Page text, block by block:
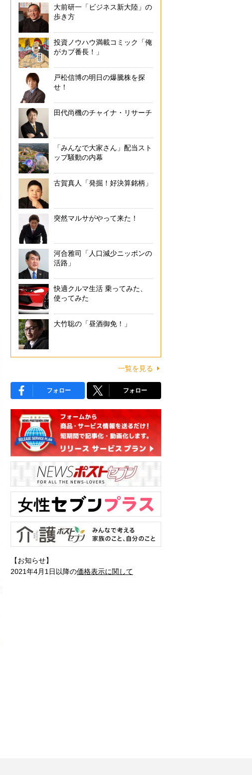
大前研一「ビジネス新大陸」の
歩き方
投資ノウハウ満載コミック「俺
がカブ番長！」
戸松信博の明日の爆騰株を探
せ！
田代尚機のチャイナ・リサーチ
「みんなで大家さん」配当スト
ップ騒動の内幕
古賀真人「発掘！好決算銘柄」
突然マルサがやって来た！
河合雅司「人口減少ニッポンの
活路」
快適クルマ生活 乗ってみた、
使ってみた
大竹聡の「昼酒御免！」
一覧を見る
フォロー フォロー
【お知らせ】
2021年4月1日以降の価格表示に関して